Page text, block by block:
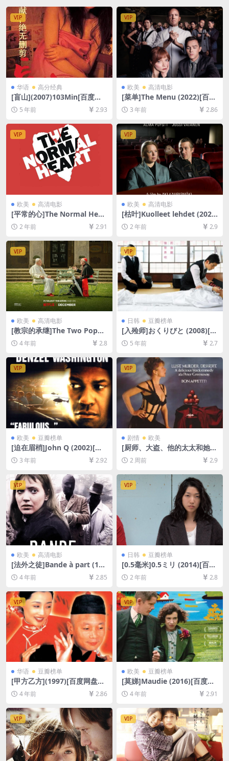
VIP
华语 高分经典
[盲山](2007)103Min[百度网
盘+迅雷云盘资源未删减1080
P高清][MP4/5.2GB][中文字
幕]
5 年前 2.93
VIP
欧美 高清电影
[菜单]The Menu (2022)[百度
网盘+迅雷云盘资源1080P超
清未删减][MP4/7GB][中英字
幕]
3 年前 2.86
VIP
欧美 高清电影
[平常的心]The Normal Hear
t (2014)[百度网盘+夸克网盘1
080P超清未删减资源][网盘在
文字幕]
2 年前 2.91
VIP
欧美 高清电影
[枯叶]Kuolleet lehdet (202
3)[百度网盘+夸克网盘1080P
超清未删减资源][网盘在线播
幕]
2 年前 2.9
VIP
欧美 高清电影
[教宗的承继]The Two Popes
(2019)[百度网盘+迅雷云盘资
源1080P超清未删减][MP4/7.
9GB][中英字幕]
4 年前 2.8
VIP
日韩 豆瓣榜单
[入殓师]おくりびと (2008)[百
度网盘+迅雷云盘资源1080P
超清未删减][MP4/8.5GB][日
语中字]
5 年前 2.7
VIP
欧美 豆瓣榜单
[迫在眉梢]John Q (2002)[百
度网盘+夸克网盘1080P超清
未删减资源][网盘在线播放/下
载][MP4/7.5GB][中英字幕]
3 年前 2.92
VIP
剧情 欧美
[厨师、大盗、他的太太和她的
情人]The Cook, the Thief, H
is Wife & Her Lover (1989)
[百度网盘+夸克网盘1080P超
清未删减资源][网盘在线播放/
下载][MP4/8.3GB][中英字幕]
2 周前 2.9
VIP
欧美 高清电影
[法外之徒]Bande à part (196
4)[百度网盘+迅雷云盘资源10
80P超清未删减][MP4/5.8GB]
4 年前 2.85
VIP
日韩 豆瓣榜单
[0.5毫米]0.5ミリ (2014)[百度
网盘+夸克网盘1080P超清未
删减资源][网盘在线播放/下
2 年前 2.8
VIP
华语 豆瓣榜单
[甲方乙方](1997)[百度网盘
+迅雷云盘资源1080P超清未
删减][MP4/5.6GB][中文字幕]
4 年前 2.86
VIP
欧美 豆瓣榜单
[莫娣]Maudie (2016)[百度网
盘+迅雷云盘资源1080P超清
未删减][MP4/7.4GB][中英字
4 年前 2.91
VIP VIP